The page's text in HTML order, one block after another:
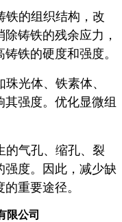
铁的组织结构，改
铸铁的残余应力，
铁的硬度和强度。
光体、铁素体、
强度。优化显微组
的气孔、缩孔、裂
强度。因此，减少缺
重要途径。
限公司